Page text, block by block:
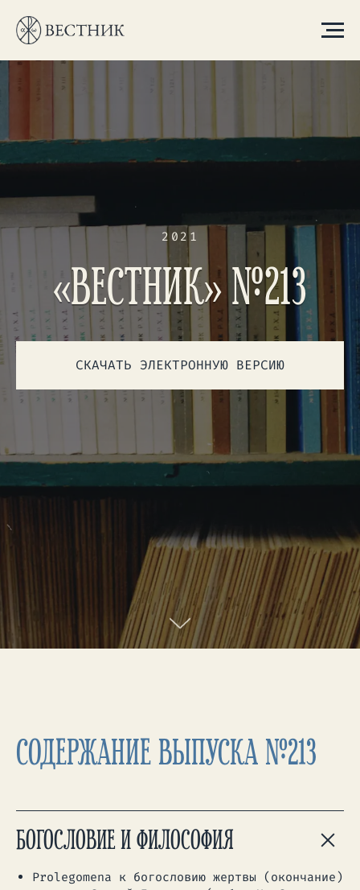
2021
«ВЕСТНИК» №213
СКАЧАТЬ ЭЛЕКТРОННУЮ ВЕРСИЮ
СОДЕРЖАНИЕ ВЫПУСКА №213
БОГОСЛОВИЕ И ФИЛОСОФИЯ
Prolegomena к богословию жертвы (окончание)